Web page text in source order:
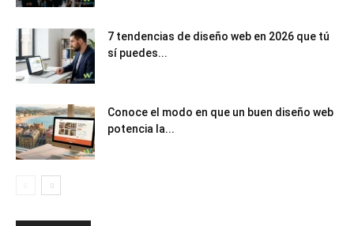
7 tendencias de diseño web en 2026 que tú
sí puedes...
Conoce el modo en que un buen diseño web
potencia la...